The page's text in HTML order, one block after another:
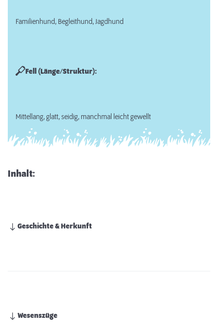
Familienhund, Begleithund, Jagdhund
Fell (Länge/Struktur):
Mittellang, glatt, seidig, manchmal leicht gewellt
Inhalt:
Geschichte & Herkunft
Wesenszüge